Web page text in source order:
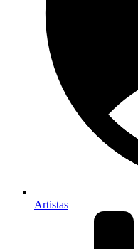
Artistas